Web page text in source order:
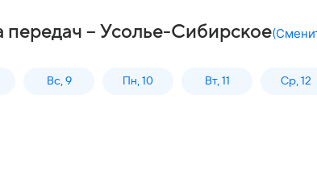
передач – Усолье-Сибирское(
Вс, 9 Пн, 10 Вт, 11 Ср, 12